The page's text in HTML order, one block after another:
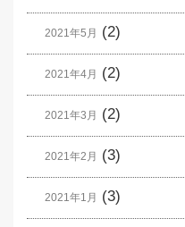
2021年5月 (2)
2021年4月 (2)
2021年3月 (2)
2021年2月 (3)
2021年1月 (3)